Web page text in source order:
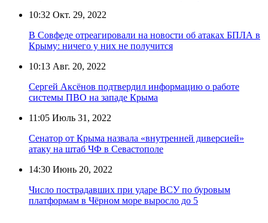
10:32 Окт. 29, 2022
В Совфеде отреагировали на новости об атаках БПЛА в
Крыму: ничего у них не получится
10:13 Авг. 20, 2022
Сергей Аксёнов подтвердил информацию о работе
системы ПВО на западе Крыма
11:05 Июль 31, 2022
Сенатор от Крыма назвала «внутренней диверсией»
атаку на штаб ЧФ в Севастополе
14:30 Июнь 20, 2022
Число пострадавших при ударе ВСУ по буровым
платформам в Чёрном море выросло до 5